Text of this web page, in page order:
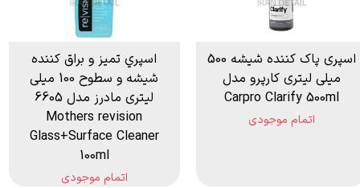
اسپری پاک کننده شیشه 500
میلی لیتری کارپرو مدل
Carpro Clarify 500ml
اتمام موجودی
اسپري تميز و براق کننده
شيشه و سطوح 100 میلی
لیتری مادرز مدل 6605
Mothers revision
Glass+Surface Cleaner
100ml
اتمام موجودی